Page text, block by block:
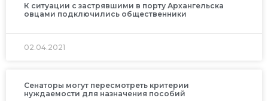
К ситуации с застрявшими в порту Архангельска
овцами подключились общественники
02.04.2021
Сенаторы могут пересмотреть критерии
нуждаемости для назначения пособий